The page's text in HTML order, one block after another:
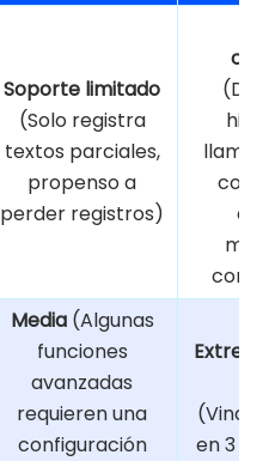
Soporte limitado
(Solo registra
textos parciales,
propenso a
perder registros)
Media(Algunas
funciones
avanzadas
requieren una
configuración
en 3